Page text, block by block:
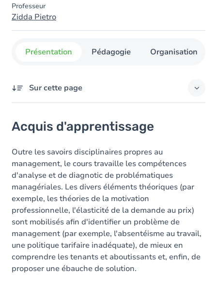
Professeur
Zidda Pietro
Présentation Pédagogie Organisation
Sur cette page
Objectifs
Contenu
Exercices
Acquis d'apprentissage
Outre les savoirs disciplinaires propres au
management, le cours travaille les compétences
d'analyse et de diagnotic de problématiques
managériales. Les divers éléments théoriques (par
exemple, les théories de la motivation
professionnelle, l'élasticité de la demande au prix)
sont mobilisés afin d'identifier un problème de
management (par exemple, l'absentéisme au travail,
une politique tarifaire inadéquate), de mieux en
comprendre les tenants et aboutissants et, enfin, de
proposer une ébauche de solution.